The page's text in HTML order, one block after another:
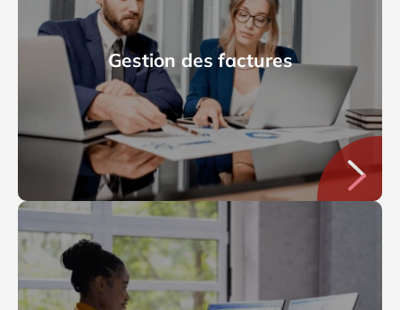
Gestion des factures